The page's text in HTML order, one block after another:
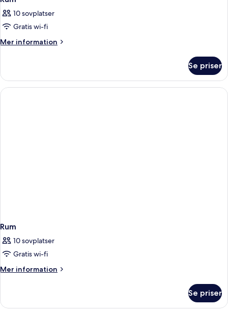
10 sovplatser
Gratis wi-fi
Mer information
Mer
Se priser
Rum
10 sovplatser
Gratis wi-fi
Mer information
Mer
Se priser